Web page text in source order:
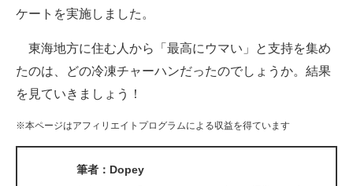
経営リーダーのコミュニティ
企業向けIT製品の総合サイト
ケートを実施しました。
東海地方に住む人から「最高にウマい」と支持を集め
たのは、どの冷凍チャーハンだったのでしょうか。結果
を見ていきましょう！
※本ページはアフィリエイトプログラムによる収益を得ています
筆者：Dopey